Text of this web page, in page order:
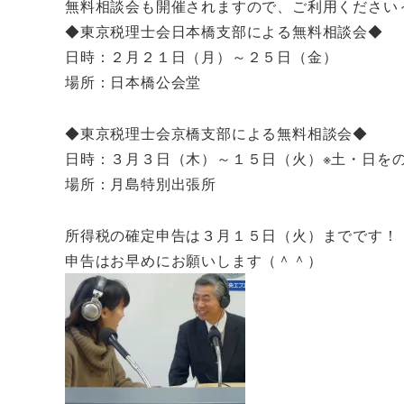
無料相談会も開催されますので、ご利用ください
◆東京税理士会日本橋支部による無料相談会◆
日時：２月２１日（月）～２５日（金）
場所：日本橋公会堂
◆東京税理士会京橋支部による無料相談会◆
日時：３月３日（木）～１５日（火）※土・日を
場所：月島特別出張所
所得税の確定申告は３月１５日（火）までです！
申告はお早めにお願いします（＾＾）